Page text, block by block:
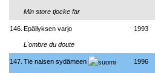
Min store tjocke far
146. Epäilyksen varjo
L'ombre du doute
1993
147. Tie naisen sydämeen 1996